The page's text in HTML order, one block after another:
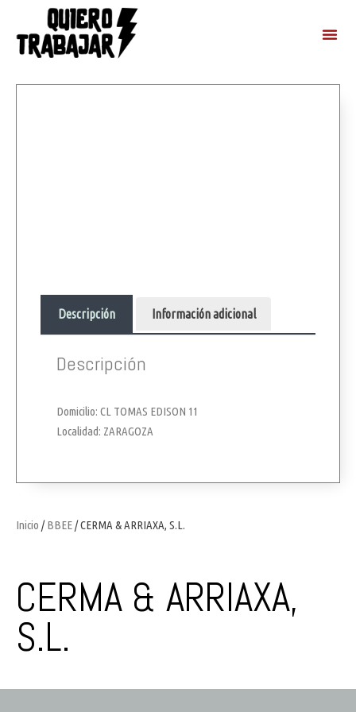
Inicio /BBEE/ CERMA & ARRIAXA, S.L.
CERMA & ARRIAXA,
S.L.
Descripción Información adicional
Descripción
Domicilio: CL TOMAS EDISON 11
Localidad: ZARAGOZA